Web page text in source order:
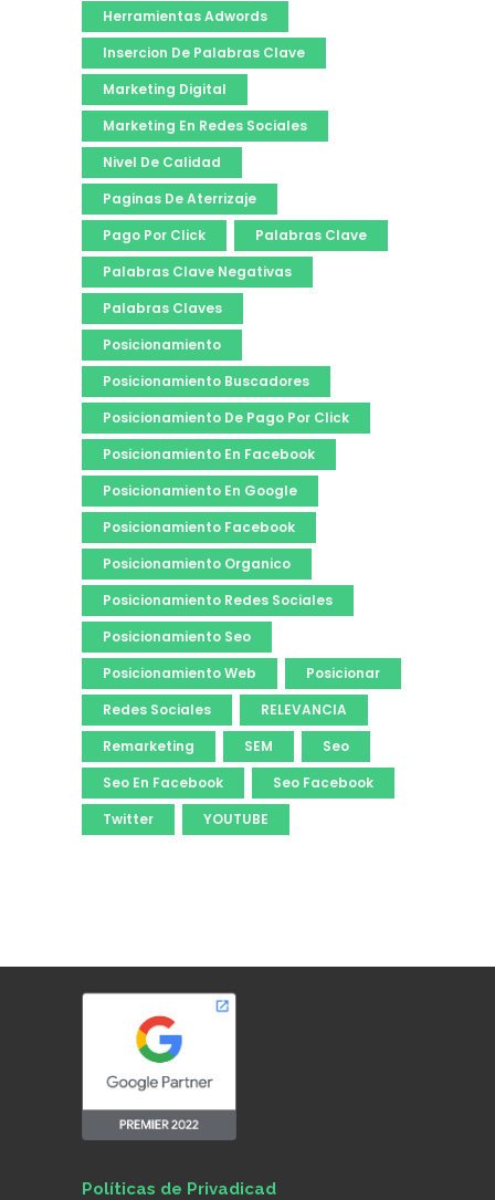
Herramientas Adwords
Insercion De Palabras Clave
Marketing Digital
Marketing En Redes Sociales
Nivel De Calidad
Paginas De Aterrizaje
Pago Por Click
Palabras Clave
Palabras Clave Negativas
Palabras Claves
Posicionamiento
Posicionamiento Buscadores
Posicionamiento De Pago Por Click
Posicionamiento En Facebook
Posicionamiento En Google
Posicionamiento Facebook
Posicionamiento Organico
Posicionamiento Redes Sociales
Posicionamiento Seo
Posicionamiento Web
Posicionar
Redes Sociales
RELEVANCIA
Remarketing
SEM
Seo
Seo En Facebook
Seo Facebook
Twitter
YOUTUBE
Políticas de Privadicad